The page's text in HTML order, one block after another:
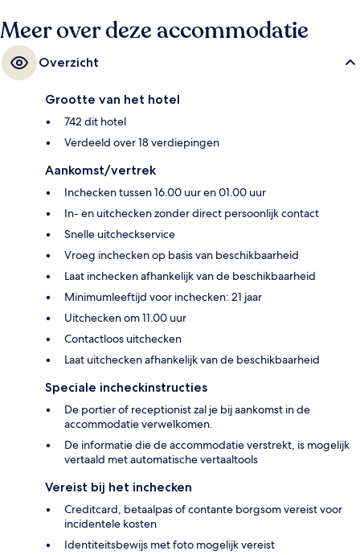
Meer over deze accommodatie
Overzicht
Grootte van het hotel
742 dit hotel
Verdeeld over 18 verdiepingen
Aankomst/vertrek
Inchecken tussen 16.00 uur en 01.00 uur
In- en uitchecken zonder direct persoonlijk contact
Snelle uitcheckservice
Vroeg inchecken op basis van beschikbaarheid
Laat inchecken afhankelijk van de beschikbaarheid
Minimumleeftijd voor inchecken: 21 jaar
Uitchecken om 11.00 uur
Contactloos uitchecken
Laat uitchecken afhankelijk van de beschikbaarheid
Speciale incheckinstructies
De portier of receptionist zal je bij aankomst in de
accommodatie verwelkomen.
De informatie die de accommodatie verstrekt, is mogelijk
vertaald met automatische vertaaltools
Vereist bij het inchecken
Creditcard, betaalpas of contante borgsom vereist voor
incidentele kosten
Identiteitsbewijs met foto mogelijk vereist